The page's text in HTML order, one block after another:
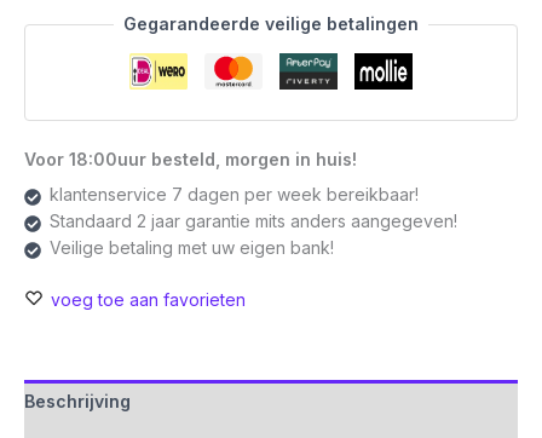
Gegarandeerde veilige betalingen
Voor 18:00uur besteld, morgen in huis!
klantenservice 7 dagen per week bereikbaar!
Standaard 2 jaar garantie mits anders aangegeven!
Veilige betaling met uw eigen bank!
voeg toe aan favorieten
Beschrijving